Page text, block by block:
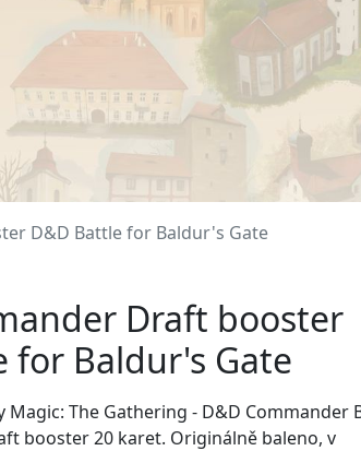
D&D Battle for Baldur's Gate
Draft booster
for Baldur's Gate
Magic: The Gathering - D&D Commander
booster 20 karet. Originálně baleno, v